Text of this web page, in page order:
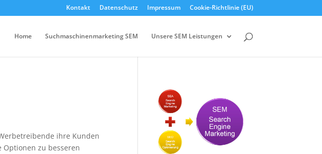
Kontakt Datenschutz Impressum Cookie-Richtlinie (EU)
Home Suchmaschinenmarketing SEM Unsere SEM Leistungen
ihre Kunden
Optionen zu besseren